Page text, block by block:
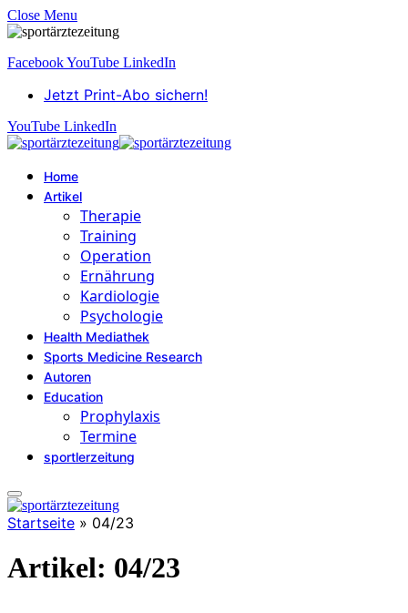
Close Menu
FacebookYouTube LinkedIn
Jetzt Print-Abo sichern!
YouTube LinkedIn
Home
Artikel
Therapie
Training
Operation
Ernährung
Kardiologie
Psychologie
Health Mediathek
Sports Medicine Research
Autoren
Education
Prophylaxis
Termine
sportlerzeitung
Startseite » 04/23
Artikel: 04/23